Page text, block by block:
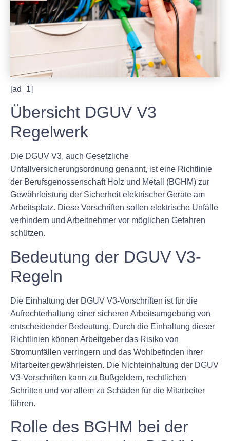
[ad_1]
Übersicht DGUV V3
Regelwerk
Die DGUV V3, auch Gesetzliche
Unfallversicherungsordnung genannt, ist eine Richtlinie
der Berufsgenossenschaft Holz und Metall (BGHM) zur
Gewährleistung der Sicherheit elektrischer Geräte am
Arbeitsplatz. Diese Vorschriften sollen elektrische Unfälle
verhindern und Arbeitnehmer vor möglichen Gefahren
schützen.
Bedeutung der DGUV V3-
Regeln
Die Einhaltung der DGUV V3-Vorschriften ist für die
Aufrechterhaltung einer sicheren Arbeitsumgebung von
entscheidender Bedeutung. Durch die Einhaltung dieser
Richtlinien können Arbeitgeber das Risiko von
Stromunfällen verringern und das Wohlbefinden ihrer
Mitarbeiter gewährleisten. Die Nichteinhaltung der DGUV
V3-Vorschriften kann zu Bußgeldern, rechtlichen
Schritten und vor allem zu Schäden für die Mitarbeiter
führen.
Rolle des BGHM bei der